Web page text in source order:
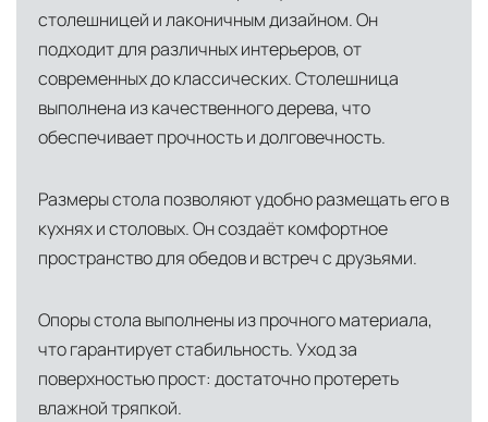
условиях. Наличие собственной
инфраструктуры позволяет сократить сроки
доставки и обеспечить полный контроль над
сохранностью продукции.
Помимо Москвы, мы располагаем
логистическими узлами в ключевых
международных хабах:
Дубай, ОАЭ— региональный центр для
Ближнего Востока и Азии
Кипр
— распределительная база для
столешницей и лаконичным дизайном. Он
подходит для различных интерьеров, от
современных до классических. Столешница
выполнена из качественного дерева, что
обеспечивает прочность и долговечность.
Размеры стола позволяют удобно размещать его в
кухнях и столовых. Он создаёт комфортное
пространство для обедов и встреч с друзьями.
Опоры стола выполнены из прочного материала,
что гарантирует стабильность. Уход за
поверхностью прост: достаточно протереть
влажной тряпкой.